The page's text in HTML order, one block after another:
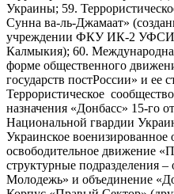
Украины; 59.
Сунна ва-ль-Джамаат»
учреждении ФКУ ИК-2
Калмыкия); 60.
форме общественного
государств постРоссии» и ее
Террористическое
назначения «Донбасс» 15-го
Национальной гвардии
Украинское
освободительное движение
структурные подразделения –
Молодежь» и объединение